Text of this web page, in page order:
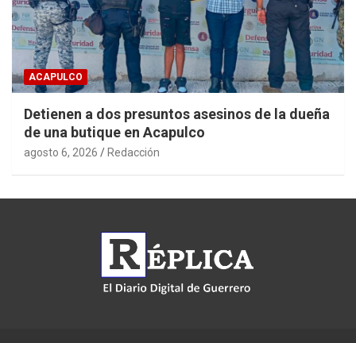
ACAPULCO
Detienen a dos presuntos asesinos de la dueña
de una butique en Acapulco
agosto 6, 2026 Redacción